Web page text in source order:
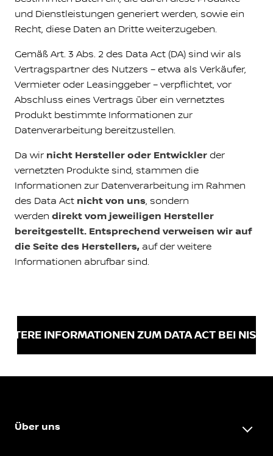
und Dienstleistungen generiert werden, sowie ein
Recht, diese Daten an Dritte weiterzugeben.
Gemäß Art. 3 Abs. 2 des Data Act (DA) sind wir als
Vertragspartner des Nutzers – etwa als Verkäufer,
Vermieter oder Leasinggeber – verpflichtet, vor
Abschluss eines Vertrags über ein vernetztes
Produkt bestimmte Informationen zur
Datenverarbeitung bereitzustellen.
Da wir nicht Hersteller oder Entwickler der
vernetzten Produkte sind, stammen die
Informationen zur Datenverarbeitung im Rahmen
des Data Act nicht von uns, sondern
werden direkt vom jeweiligen Hersteller
bereitgestellt. Entsprechend verweisen wir auf
die Seite des Herstellers, auf der weitere
Informationen abrufbar sind.
INFORMATIONEN ZUM DATA ACT BEI
Über uns